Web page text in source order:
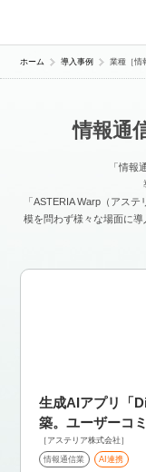
ホーム 導入事例 業種［情
情報通
「情報
「ASTERIA Warp（アス
模を問わず様々な場面に
生成AIアプリ「
築。ユーザーコ
［アステリア株式会社］
情報通信業 AI連携